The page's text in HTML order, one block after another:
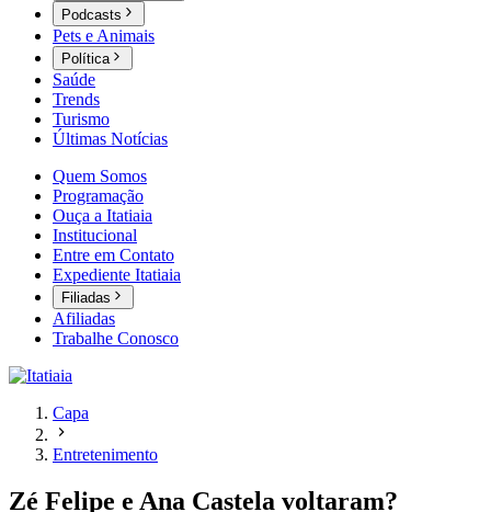
Podcasts
Pets e Animais
Política
Saúde
Trends
Turismo
Últimas Notícias
Quem Somos
Programação
Ouça a Itatiaia
Institucional
Entre em Contato
Expediente Itatiaia
Filiadas
Afiliadas
Trabalhe Conosco
Capa
Entretenimento
Zé Felipe e Ana Castela voltaram?